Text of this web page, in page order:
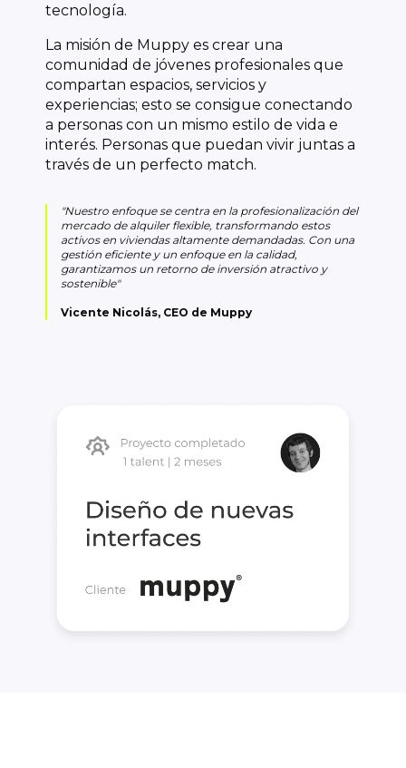
tecnología.
La misión de Muppy es crear una
comunidad de jóvenes profesionales que
compartan espacios, servicios y
experiencias; esto se consigue conectando
a personas con un mismo estilo de vida e
interés. Personas que puedan vivir juntas a
través de un perfecto match.
"Nuestro enfoque se centra en la profesionalización del
mercado de alquiler flexible, transformando estos
activos en viviendas altamente demandadas. Con una
gestión eficiente y un enfoque en la calidad,
garantizamos un retorno de inversión atractivo y
sostenible"
Vicente Nicolás, CEO de Muppy